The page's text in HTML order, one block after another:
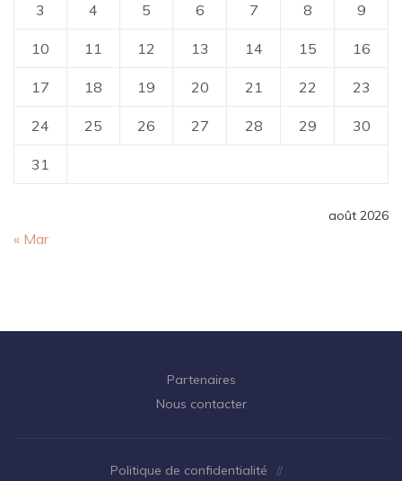
août 2026
3 4 5 6 7 8 9
10 11 12 13 14 15 16
17 18 19 20 21 22 23
24 25 26 27 28 29 30
31
« Mar
Partenaires
Nous contacter
Politique de confidentialité //